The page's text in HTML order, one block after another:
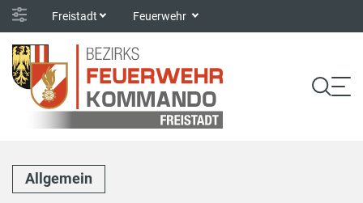
Freistadt Feuerwehr
Allgemein